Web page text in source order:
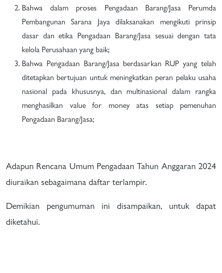
Bahwa dalam proses Pengadaan Barang/Jasa Perumda
Pembangunan Sarana Jaya dilaksanakan mengikuti prinsip
dasar dan etika Pengadaan Barang/Jasa sesuai dengan tata
kelola Perusahaan yang baik;
Bahwa Pengadaan Barang/Jasa berdasarkan RUP yang telah
ditetapkan bertujuan untuk meningkatkan peran pelaku usaha
nasional pada khususnya, dan multinasional dalam rangka
menghasilkan value for money atas setiap pemenuhan
Pengadaan Barang/Jasa;
Adapun Rencana Umum Pengadaan Tahun Anggaran 2024
diuraikan sebagaimana daftar terlampir.
Demikian pengumuman ini disampaikan, untuk dapat
diketahui.